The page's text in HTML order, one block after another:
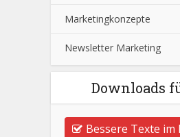
Marketingkonzepte
Newsletter Marketing
Downloads
Bessere Texte im